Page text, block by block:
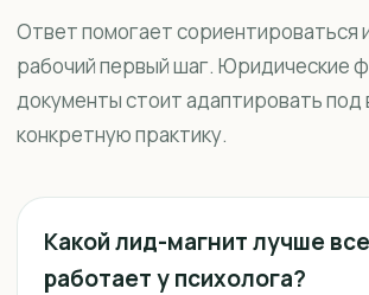
Ответ помогает сориентироваться
рабочий первый шаг. Юридические
документы стоит адаптировать под
конкретную практику.
Какой лид-магнит лучше
работает у психолога?